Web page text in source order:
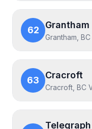
62 Grantham
Grantham,
63 Cracroft
Cracroft, BC